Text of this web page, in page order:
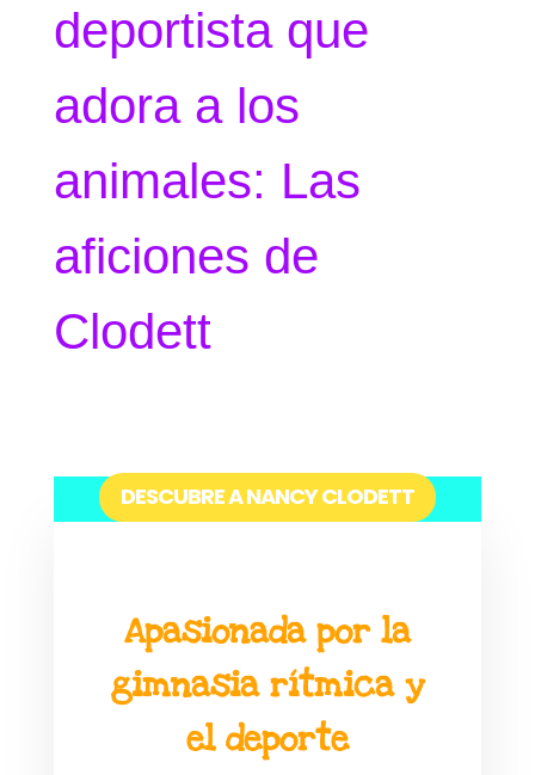
deportista que
adora a los
animales: Las
aficiones de
Clodett
DESCUBRE A NANCY CLODETT
Apasionada por la
gimnasia rítmica y
el deporte